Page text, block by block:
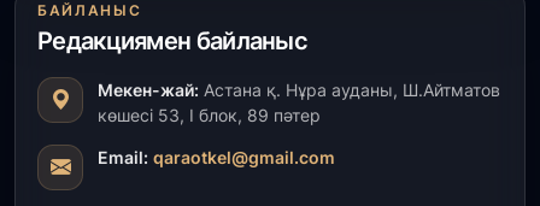
Кинопоиск Қазақстан азаматтарының ең
танымал онлайн-кинотеатрына айналды
31 шілде, 2026
ұстаздар «Әділет» партиясына өз ұсыныстарын
айтты
БАЙЛАНЫС
Редакциямен байланыс
Мекен-жай: Астана қ. Нұра ауданы, Ш.Айтматов
көшесі 53, І блок, 89 пәтер
Email: qaraotkel@gmail.com